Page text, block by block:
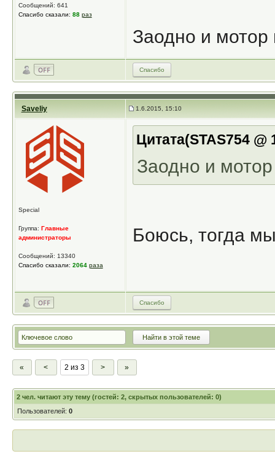
Сообщений: 641
Спасибо сказали: 88 раз
Заодно и
Спасибо
Saveliy 1.6.2015, 15:10
Special
Группа: Главные
администраторы
Сообщений: 13340
Спасибо сказали: 2064 раза
Цитата(STAS754
Заодно и
Боюсь, тогда
Спасибо
« < 2 из 3 > »
2чел. читают эту тему (гостей: 2, скрытых пользователей: 0)
Пользователей: 0